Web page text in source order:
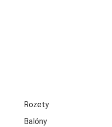
Rozety
Balóny